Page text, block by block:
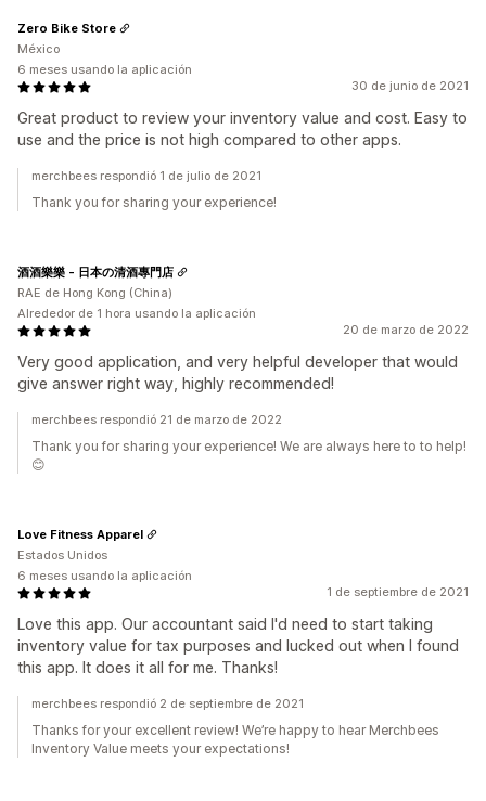
30 de junio de 2021
Great product to review your inventory value and cost. Easy to
use and the price is not high compared to other apps.
Zero Bike Store
México
6 meses usando la aplicación
merchbees respondió 1 de julio de 2021
Thank you for sharing your experience!
20 de marzo de 2022
Very good application, and very helpful developer that would
give answer right way, highly recommended!
酒酒樂樂 - 日本の清酒專門店
RAE de Hong Kong (China)
Alrededor de 1 hora usando la aplicación
merchbees respondió 21 de marzo de 2022
Thank you for sharing your experience! We are always here to to help!
😊
1 de septiembre de 2021
Love this app. Our accountant said I'd need to start taking
inventory value for tax purposes and lucked out when I found
this app. It does it all for me. Thanks!
Love Fitness Apparel
Estados Unidos
6 meses usando la aplicación
merchbees respondió 2 de septiembre de 2021
Thanks for your excellent review! We’re happy to hear Merchbees
Inventory Value meets your expectations!